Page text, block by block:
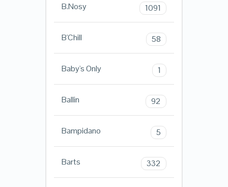
B.Nosy 1091
B'Chill 58
Baby's Only 1
Ballin 92
Bampidano 5
Barts 332